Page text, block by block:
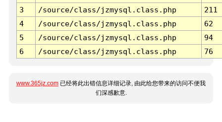
3 /source/class/jzmysql.class.php
211
4
/source/class/jzmysql.class.php
62
5
/source/class/jzmysql.class.php
94
6
/source/class/jzmysql.class.php 76
www.365jz.com 已经将此出错信息详细记录, 由此给您带来的访问不便我
们深感歉意.